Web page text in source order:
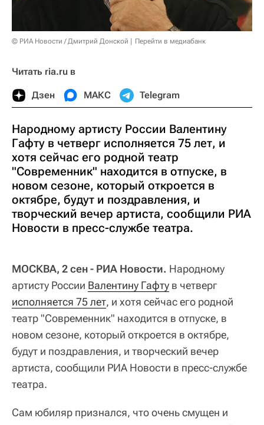
© РИА Новости / Дмитрий Донской Перейти в медиабанк
Читать ria.ru в
Дзен МАКС Telegram
Народному артисту России Валентину
Гафту в четверг исполняется 75 лет, и
хотя сейчас его родной театр
"Современник" находится в отпуске, в
новом сезоне, который откроется в
октябре, будут и поздравления, и
творческий вечер артиста, сообщили РИА
Новости в пресс-службе театра.
МОСКВА, 2 сен - РИА Новости. Народному
артисту России Валентину Гафту в четверг
исполняется 75 лет, и хотя сейчас его родной
театр "Современник" находится в отпуске, в
новом сезоне, который откроется в октябре,
будут и поздравления, и творческий вечер
артиста, сообщили РИА Новости в пресс-службе
театра.
Сам юбиляр признался, что очень смущен и